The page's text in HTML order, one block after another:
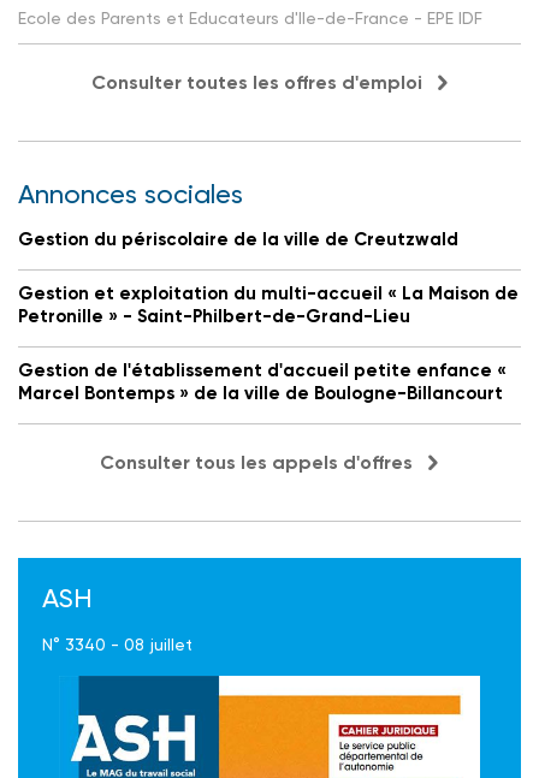
Ecole des Parents et Educateurs d'Ile-de-France - EPE IDF
Consulter toutes les offres d'emploi
Annonces sociales
Gestion du périscolaire de la ville de Creutzwald
Gestion et exploitation du multi-accueil « La Maison de
Petronille » - Saint-Philbert-de-Grand-Lieu
Gestion de l'établissement d'accueil petite enfance «
Marcel Bontemps » de la ville de Boulogne-Billancourt
Consulter tous les appels d'offres
ASH
N° 3340 - 08 juillet